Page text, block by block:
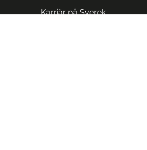
Karriär på Sverek